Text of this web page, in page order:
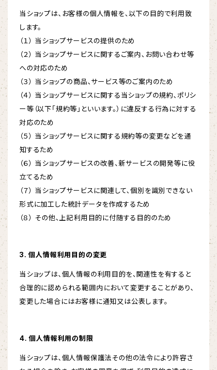
当ショップは、お客様の個人情報を、以下の目的で利用致
します。
（１） 当ショップサービスの提供のため
（２） 当ショップサービスに関するご案内、お問い合わせ等
への対応のため
（３） 当ショップの商品、サービス等のご案内のため
（４） 当ショップサービスに関する当ショップの規約、ポリシ
ー等（以下「規約等」といいます。）に違反する行為に対する
対応のため
（５） 当ショップサービスに関する規約等の変更などを通
知するため
（６） 当ショップサービスの改善、新サービスの開発等に役
立てるため
（７） 当ショップサービスに関連して、個別を識別できない
形式に加工した統計データを作成するため
（８） その他、上記利用目的に付随する目的のため
3. 個人情報利用目的の変更
当ショップは、個人情報の利用目的を、関連性を有すると
合理的に認められる範囲内において変更することがあり、
変更した場合にはお客様に通知又は公表します。
4. 個人情報利用の制限
当ショップは、個人情報保護法その他の法令により許容さ